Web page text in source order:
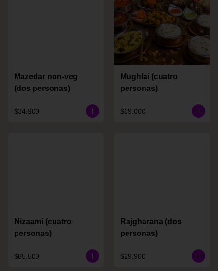
Mazedar non-veg
(dos personas)
$34.900
Mughlai (cuatro
personas)
$69.000
Nizaami (cuatro
personas)
$65.500
Rajgharana (dos
personas)
$29.900